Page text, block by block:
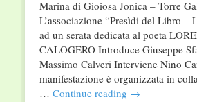
Marina di Gioiosa Jonica – Torre
L’associazione “Presìdi del Libro –
ad un serata dedicata al poeta
CALOGERO Introduce Giuseppe
Massimo Calveri Interviene Nino
manifestazione è organizzata in
… Continue reading →